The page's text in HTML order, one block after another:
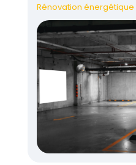
Rénovation énergétique